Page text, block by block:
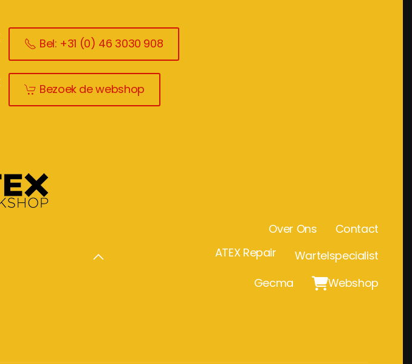
Bel: +31 (0) 46 3030 908
Bezoek de webshop
Over Ons
Contact
ATEX Repair
Wartelspecialist
Gecma
Webshop